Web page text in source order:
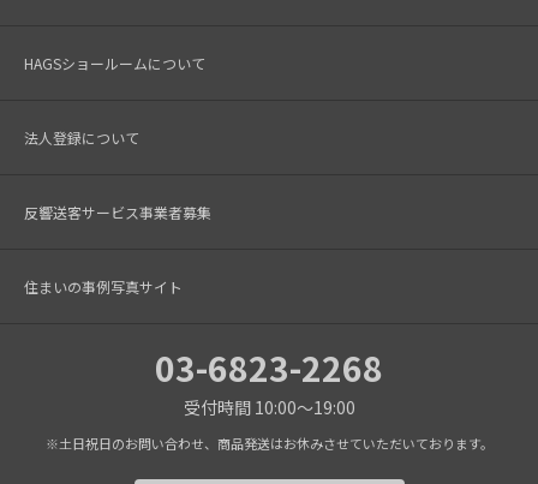
HAGSショールームについて
法人登録について
反響送客サービス事業者募集
住まいの事例写真サイト
03-6823-2268
受付時間 10:00～19:00
※土日祝日のお問い合わせ、商品発送はお休みさせていただいております。